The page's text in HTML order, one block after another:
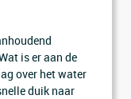
is er aan de
over het water
duik naar